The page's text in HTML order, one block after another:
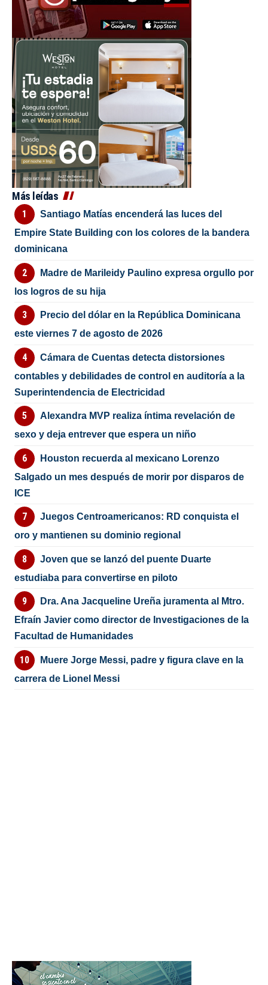
Más leídas
Santiago Matías encenderá las luces del
Empire State Building con los colores de la bandera
dominicana
Madre de Marileidy Paulino expresa orgullo por
los logros de su hija
Precio del dólar en la República Dominicana
este viernes 7 de agosto de 2026
Cámara de Cuentas detecta distorsiones
contables y debilidades de control en auditoría a la
Superintendencia de Electricidad
Alexandra MVP realiza íntima revelación de
sexo y deja entrever que espera un niño
Houston recuerda al mexicano Lorenzo
Salgado un mes después de morir por disparos de
ICE
Juegos Centroamericanos: RD conquista el
oro y mantienen su dominio regional
Joven que se lanzó del puente Duarte
estudiaba para convertirse en piloto
Dra. Ana Jacqueline Ureña juramenta al Mtro.
Efraín Javier como director de Investigaciones de la
Facultad de Humanidades
Muere Jorge Messi, padre y figura clave en la
carrera de Lionel Messi